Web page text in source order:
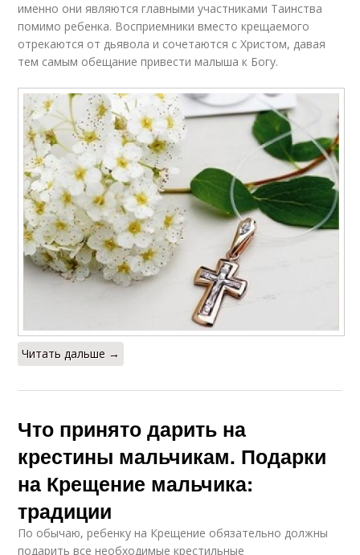
именно они являются главными участниками Таинства
помимо ребенка. Восприемники вместо крещаемого
отрекаются от дьявола и сочетаются с Христом, давая
тем самым обещание привести малыша к Богу.
Читать дальше →
Что принято дарить на
крестины мальчикам. Подарки
на Крещение мальчика:
традиции
По обычаю, ребенку на Крещение обязательно должны
подарить все необходимые крестильные